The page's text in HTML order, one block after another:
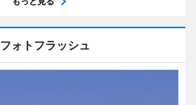
フォトフラッシュ